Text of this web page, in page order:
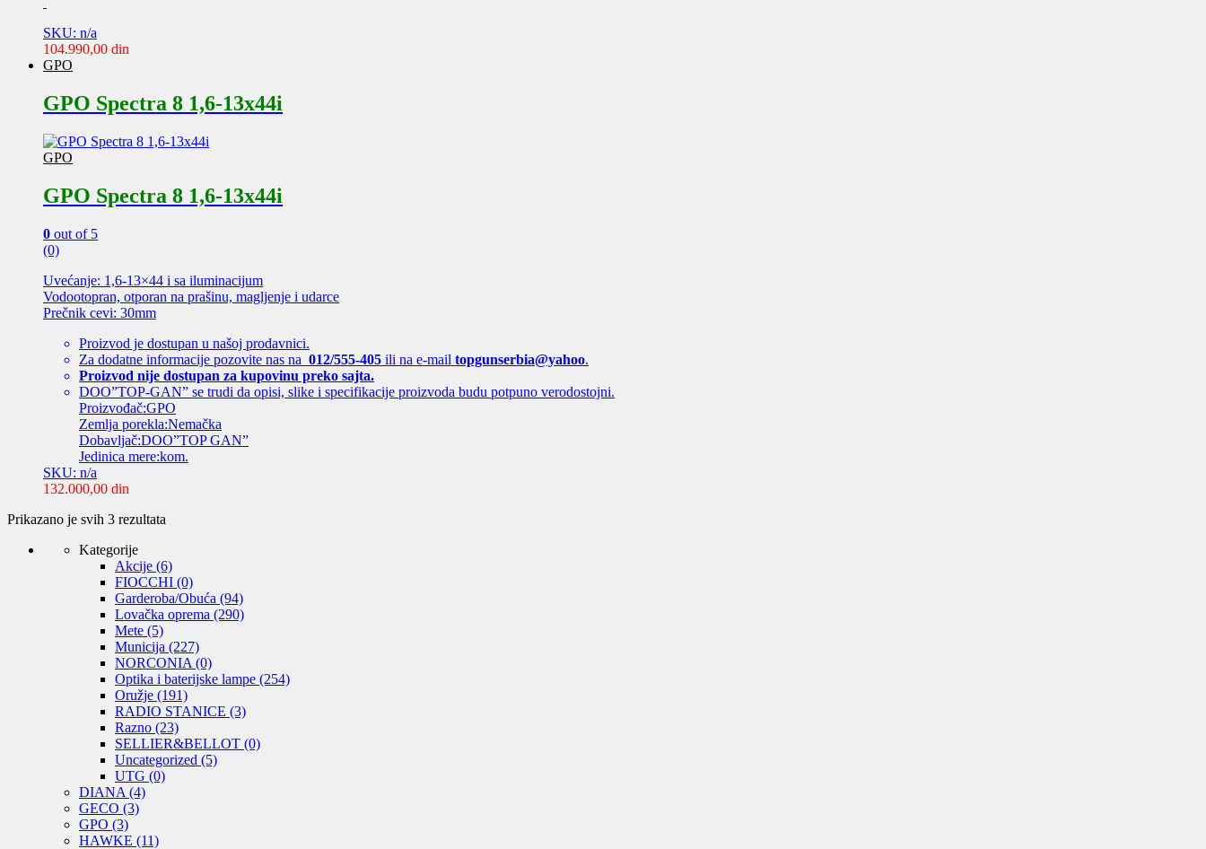
SKU: n/a
104.990,00 din
GPO
GPO Spectra 8 1,6-13x44i
GPO
GPO Spectra 8 1,6-13x44i
0 out of 5
(0)
Uvećanje: 1,6-13×44 i sa iluminacijum
Vodootopran, otporan na prašinu, magljenje i udarce
Prečnik cevi: 30mm
Proizvod je dostupan u našoj prodavnici.
Za dodatne informacije pozovite nas na 012/555-405 ili na e-mail topgunserbia@yahoo.
Proizvod nije dostupan za kupovinu preko sajta.
DOO”TOP-GAN” se trudi da opisi, slike i specifikacije proizvoda budu potpuno verodostojni.
Proizvođač:GPO
Zemlja porekla:Nemačka
Dobavljač:DOO”TOP GAN”
Jedinica mere:kom.
SKU: n/a
132.000,00 din
Prikazano je svih 3 rezultata
od
niže
ka
višoj
Kategorije
Akcije (6)
FIOCCHI (0)
Garderoba/Obuća (94)
Lovačka oprema (290)
Mete (5)
Municija (227)
NORCONIA (0)
Optika i baterijske lampe (254)
Oružje (191)
RADIO STANICE (3)
Razno (23)
SELLIER&BELLOT (0)
Uncategorized (5)
UTG (0)
DIANA (4)
GECO (3)
GPO (3)
HAWKE (11)